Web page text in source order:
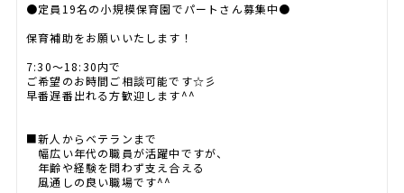
●定員19名の小規模保育園でパートさん募集中●
保育補助をお願いいたします！
7:30～18:30内で
ご希望のお時間ご相談可能です☆彡
早番遅番出れる方歓迎します^^
■新人からベテランまで
幅広い年代の職員が活躍中ですが、
年齢や経験を問わず支え合える
風通しの良い職場です^^